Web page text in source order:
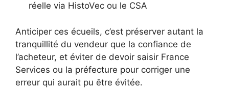
réelle via HistoVec ou le CSA
Anticiper ces écueils, c’est préserver autant la
tranquillité du vendeur que la confiance de
l’acheteur, et éviter de devoir saisir France
Services ou la préfecture pour corriger une
erreur qui aurait pu être évitée.